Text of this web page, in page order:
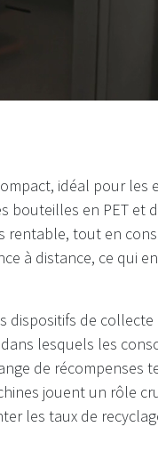
idéal pour les
bouteilles en PET et
rentable, tout en
à distance, ce qui
dispositifs de
lesquels les
de récompenses
jouent un rôle
les taux de